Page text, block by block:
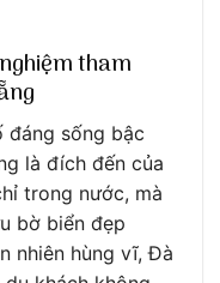
tham
đáng sống bậc
là đích đến của
trong nước, mà
bờ biển đẹp
nhiên hùng vĩ, Đà